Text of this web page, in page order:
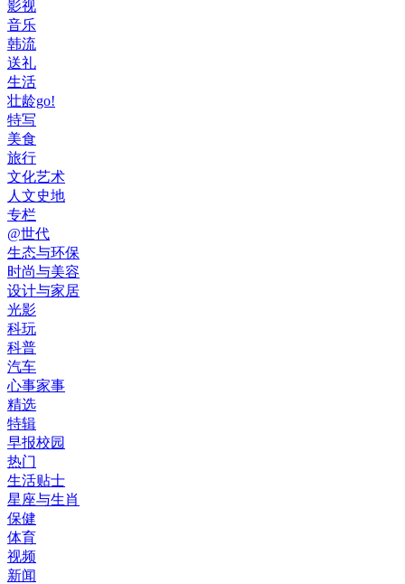
影视
音乐
韩流
送礼
生活
壮龄go!
特写
美食
旅行
文化艺术
人文史地
专栏
@世代
生态与环保
时尚与美容
设计与家居
光影
科玩
科普
汽车
心事家事
精选
特辑
早报校园
热门
生活贴士
星座与生肖
保健
体育
视频
新闻